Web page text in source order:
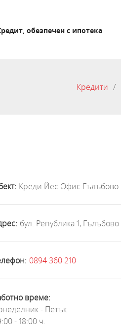
обезпечен с ипотека
Кредити
Креди Йес Офис Гълъбово
бул. Република 1, Гълъбово
0894 360 210
време:
- Петък
- 18:00 ч.